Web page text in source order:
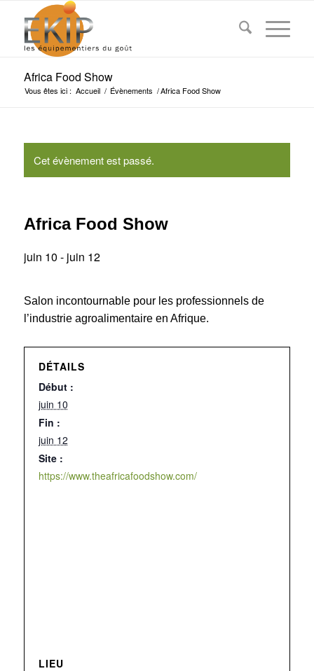
Africa Food Show
Vous êtes ici : Accueil / Évènements /Africa Food Show
Cet évènement est passé.
Africa Food Show
juin 10 - juin 12
Salon incontournable pour les professionnels de
l’industrie agroalimentaire en Afrique.
DÉTAILS
Début :
juin 10
Fin :
juin 12
Site :
https://www.theafricafoodshow.com/
LIEU